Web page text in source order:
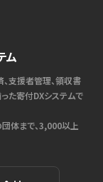
ム
支援者管理、領収書
た寄付DXシステムで
体まで、3,000以上